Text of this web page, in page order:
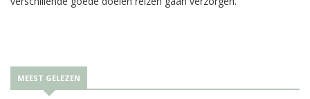
MEEST GELEZEN